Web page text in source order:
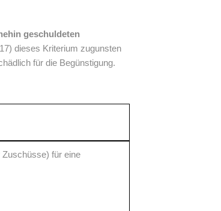
geschuldeten
dieses Kriterium zugunsten
für die Begünstigung.
für eine